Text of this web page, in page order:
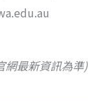
網最新資訊為準)